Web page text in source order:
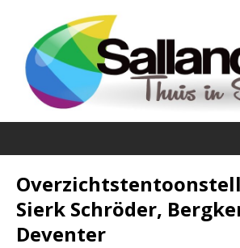
Sierk Schröder,
Deventer